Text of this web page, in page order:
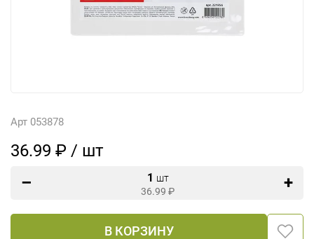
Арт 053878
36.99 ₽ / шт
1 шт
36.99 ₽
В КОРЗИНУ